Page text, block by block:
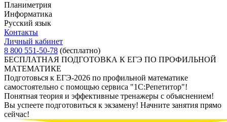
Планиметрия
Информатика
Русский язык
Контакты
Личный кабинет
8 800 551-50-78 (бесплатно)
БЕСПЛАТНАЯ ПОДГОТОВКА К ЕГЭ ПО ПРОФИЛЬНОЙ
МАТЕМАТИКЕ
Подготовься к ЕГЭ-2026 по профильной математике
самостоятельно с помощью сервиса "1С:Репетитор"!
Понятная теория и эффективные тренажеры с объяснением!
Вы успеете подготовиться к экзамену! Начните занятия прямо
сейчас!